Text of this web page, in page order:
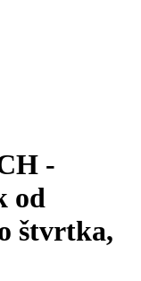
-
od
štvrtka,